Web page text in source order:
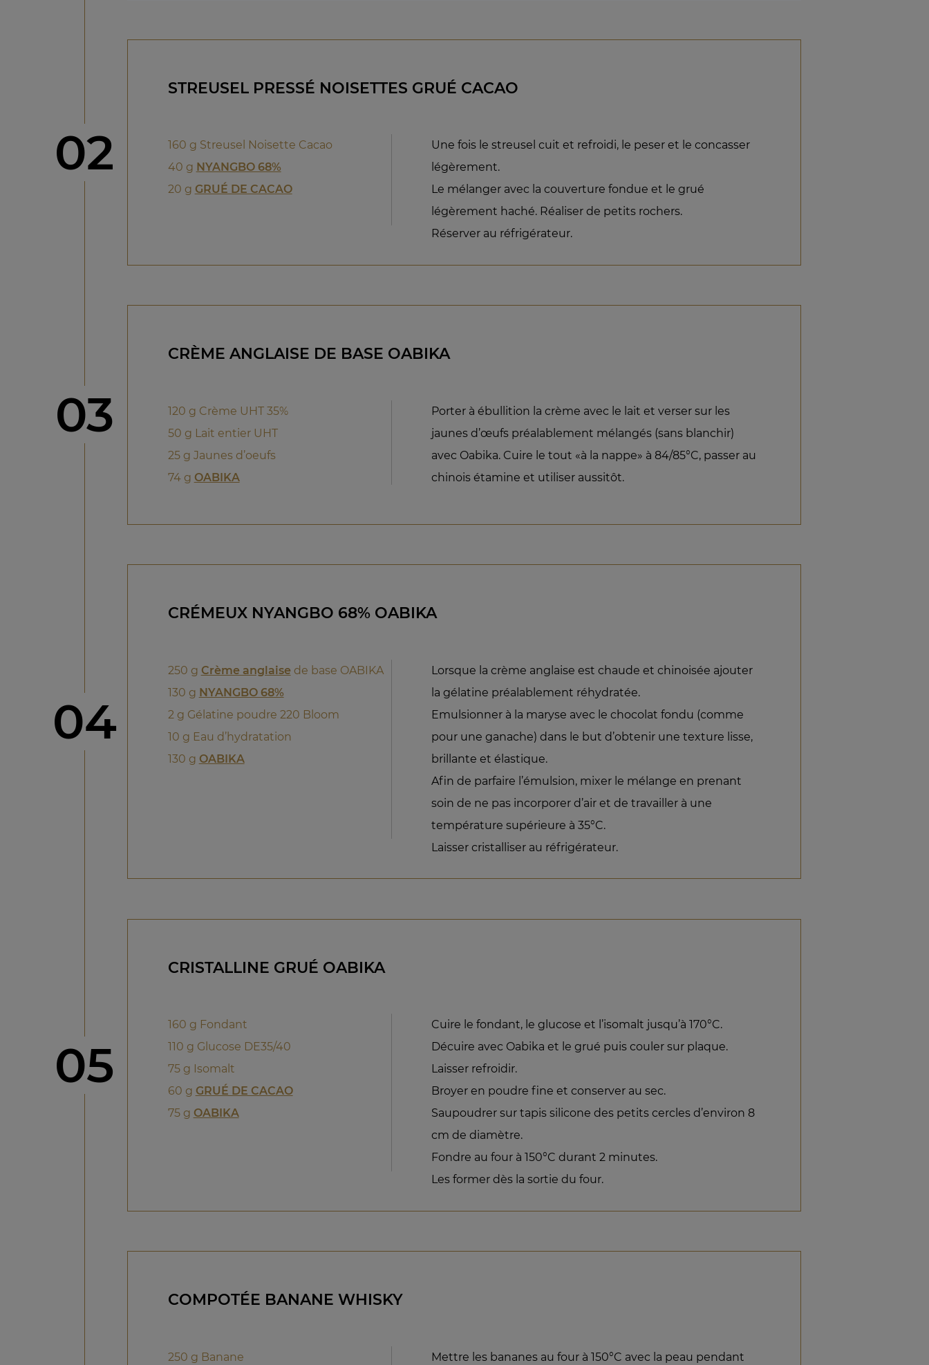
étape
02
STREUSEL PRESSÉ NOISETTES GRUÉ CACAO
160 g Streusel Noisette Cacao
40 g NYANGBO 68%
20 g GRUÉ DE CACAO
Une fois le streusel cuit et refroidi, le peser et le concasser
légèrement.
Le mélanger avec la couverture fondue et le grué
légèrement haché. Réaliser de petits rochers.
Réserver au réfrigérateur.
étape
03
CRÈME ANGLAISE DE BASE OABIKA
120 g Crème UHT 35%
50 g Lait entier UHT
25 g Jaunes d’oeufs
74 g OABIKA
Porter à ébullition la crème avec le lait et verser sur les
jaunes d’œufs préalablement mélangés (sans blanchir)
avec Oabika. Cuire le tout «à la nappe» à 84/85°C, passer au
chinois étamine et utiliser aussitôt.
étape
04
CRÉMEUX NYANGBO 68% OABIKA
250 g Crème anglaisede base OABIKA
130 g NYANGBO 68%
2 g Gélatine poudre 220 Bloom
10 g Eau d’hydratation
130 g OABIKA
Lorsque la crème anglaise est chaude et chinoisée ajouter
la gélatine préalablement réhydratée.
Emulsionner à la maryse avec le chocolat fondu (comme
pour une ganache) dans le but d’obtenir une texture lisse,
brillante et élastique.
Afin de parfaire l’émulsion, mixer le mélange en prenant
soin de ne pas incorporer d’air et de travailler à une
température supérieure à 35°C.
Laisser cristalliser au réfrigérateur.
étape
05
CRISTALLINE GRUÉ OABIKA
160 g Fondant
110 g Glucose DE35/40
75 g Isomalt
60 g GRUÉ DE CACAO
75 g OABIKA
Cuire le fondant, le glucose et l’isomalt jusqu’à 170°C.
Décuire avec Oabika et le grué puis couler sur plaque.
Laisser refroidir.
Broyer en poudre fine et conserver au sec.
Saupoudrer sur tapis silicone des petits cercles d’environ 8
cm de diamètre.
Fondre au four à 150°C durant 2 minutes.
Les former dès la sortie du four.
COMPOTÉE BANANE WHISKY
250 g Banane Mettre les bananes au four à 150°C avec la peau pendant